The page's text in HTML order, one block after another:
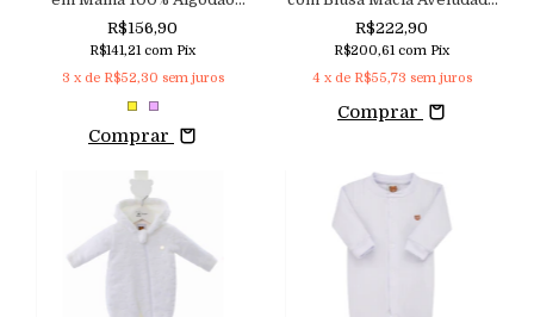
com Aplicação de Flores 3D
Aconchego do Bebê
R$156,90
R$141,21 com Pix
3 x de R$52,30 sem juros
Comprar
e Jardineira em Sarja com
Elastano
R$222,90
R$200,61 com Pix
4 x de R$55,73 sem juros
Comprar